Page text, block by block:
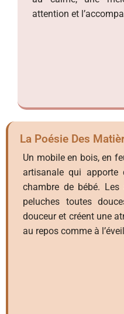
attention et
La Poésie Des
Un mobile en bois, en
artisanale qui
chambre de bébé.
peluches toutes
douceur et créent une
au repos comme à